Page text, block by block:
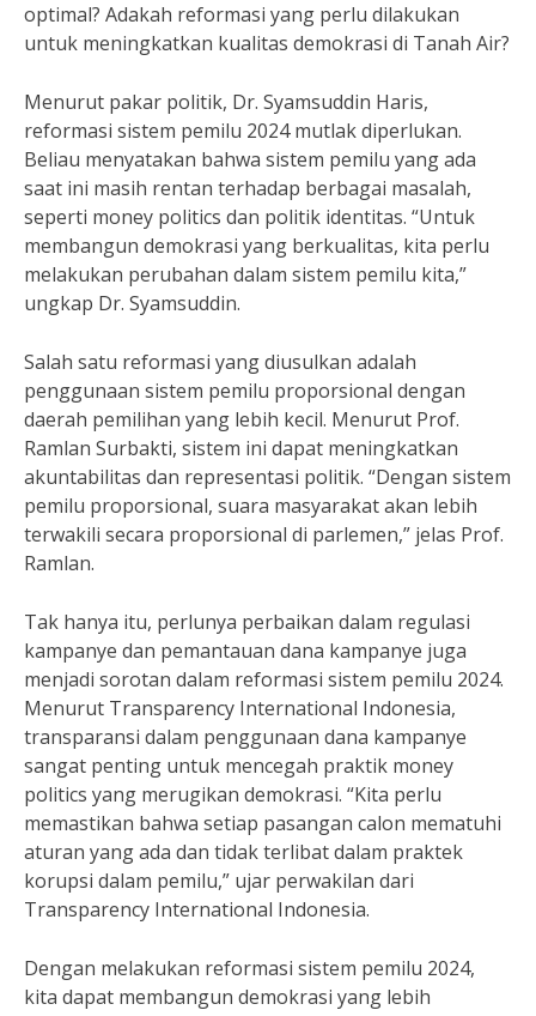
optimal? Adakah reformasi yang perlu dilakukan
untuk meningkatkan kualitas demokrasi di Tanah Air?
Menurut pakar politik, Dr. Syamsuddin Haris,
reformasi sistem pemilu 2024 mutlak diperlukan.
Beliau menyatakan bahwa sistem pemilu yang ada
saat ini masih rentan terhadap berbagai masalah,
seperti money politics dan politik identitas. “Untuk
membangun demokrasi yang berkualitas, kita perlu
melakukan perubahan dalam sistem pemilu kita,”
ungkap Dr. Syamsuddin.
Salah satu reformasi yang diusulkan adalah
penggunaan sistem pemilu proporsional dengan
daerah pemilihan yang lebih kecil. Menurut Prof.
Ramlan Surbakti, sistem ini dapat meningkatkan
akuntabilitas dan representasi politik. “Dengan sistem
pemilu proporsional, suara masyarakat akan lebih
terwakili secara proporsional di parlemen,” jelas Prof.
Ramlan.
Tak hanya itu, perlunya perbaikan dalam regulasi
kampanye dan pemantauan dana kampanye juga
menjadi sorotan dalam reformasi sistem pemilu 2024.
Menurut Transparency International Indonesia,
transparansi dalam penggunaan dana kampanye
sangat penting untuk mencegah praktik money
politics yang merugikan demokrasi. “Kita perlu
memastikan bahwa setiap pasangan calon mematuhi
aturan yang ada dan tidak terlibat dalam praktek
korupsi dalam pemilu,” ujar perwakilan dari
Transparency International Indonesia.
Dengan melakukan reformasi sistem pemilu 2024,
kita dapat membangun demokrasi yang lebih